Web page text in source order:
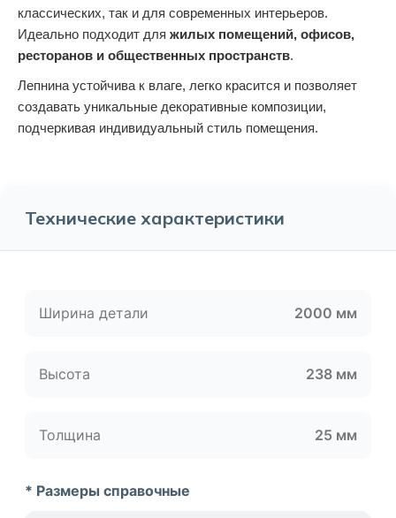
классических, так и для современных интерьеров.
Идеально подходит для жилых помещений, офисов,
ресторанов и общественных пространств.
Лепнина устойчива к влаге, легко красится и позволяет
создавать уникальные декоративные композиции,
подчеркивая индивидуальный стиль помещения.
Технические характеристики
Ширина детали 2000 мм
Высота 238 мм
Толщина 25 мм
* Размеры справочные